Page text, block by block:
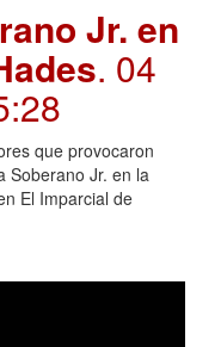
Jr. en
. 04
que provocaron
Soberano Jr. en la
El Imparcial de